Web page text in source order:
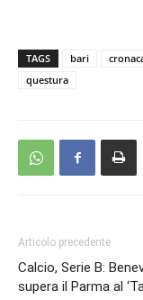
TAGS bari
questura
Articolo precedente
Calcio, Serie B:
supera il Parma al